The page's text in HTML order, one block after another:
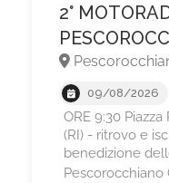
2°
09/08/2026
ORE 9:30
(RI) - ritrovo e
benedizione
Pescorocchiano